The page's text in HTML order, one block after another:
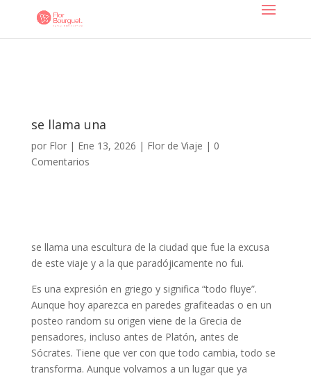
se llama una
por Flor| Ene 13, 2026 | Flor de Viaje | 0
Comentarios
se llama una escultura de la ciudad que fue la excusa
de este viaje y a la que paradójicamente no fui.
Es una expresión en griego y significa “todo fluye”.
Aunque hoy aparezca en paredes grafiteadas o en un
posteo random su origen viene de la Grecia de
pensadores, incluso antes de Platón, antes de
Sócrates. Tiene que ver con que todo cambia, todo se
transforma. Aunque volvamos a un lugar que ya